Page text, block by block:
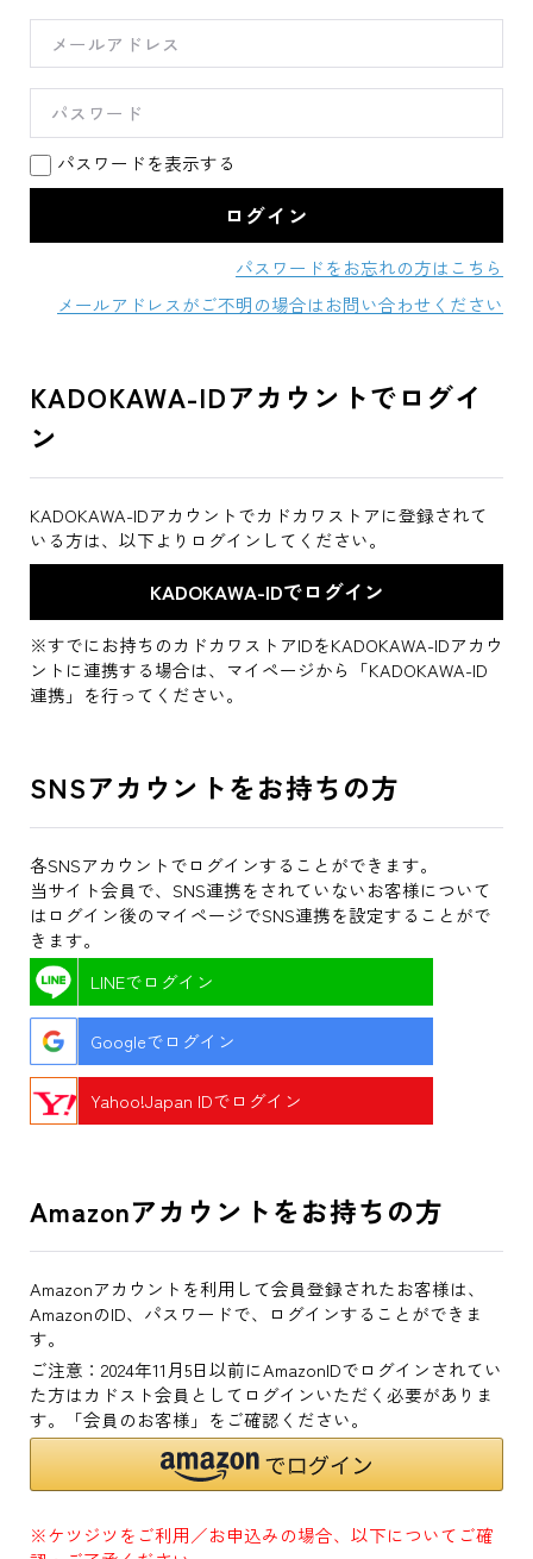
パスワードを表示する
パスワードをお忘れの方はこちら
メールアドレスがご不明の場合はお問い合わせください
KADOKAWA-IDアカウントでログイ
ン
KADOKAWA-IDアカウントでカドカワストアに登録されて
いる方は、以下よりログインしてください。
※すでにお持ちのカドカワストアIDをKADOKAWA-IDアカウ
ントに連携する場合は、マイページから「KADOKAWA-ID
連携」を行ってください。
SNSアカウントをお持ちの方
各SNSアカウントでログインすることができます。
当サイト会員で、SNS連携をされていないお客様について
はログイン後のマイページでSNS連携を設定することがで
きます。
LINEでログイン
Googleでログイン
Yahoo!Japan IDでログイン
Amazonアカウントをお持ちの方
Amazonアカウントを利用して会員登録されたお客様は、
AmazonのID、パスワードで、ログインすることができま
す。
ご注意：2024年11月5日以前にAmazonIDでログインされてい
た方はカドスト会員としてログインいただく必要がありま
す。「会員のお客様」をご確認ください。
※ケツジツをご利用／お申込みの場合、以下についてご確